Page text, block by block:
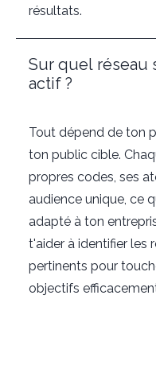
résultats.
Sur quel réseau
actif ?
Tout dépend de ton
ton public cible.
propres codes, ses
audience unique, ce
adapté à ton
t'aider à identifier les
pertinents pour
objectifs